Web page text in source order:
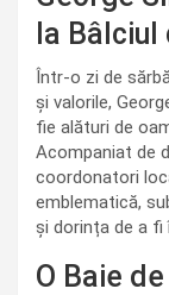
la
Într-o zi de
și valorile,
fie alături de
Acompaniat de
coordonatori
emblematică,
și dorința de a
O Baie